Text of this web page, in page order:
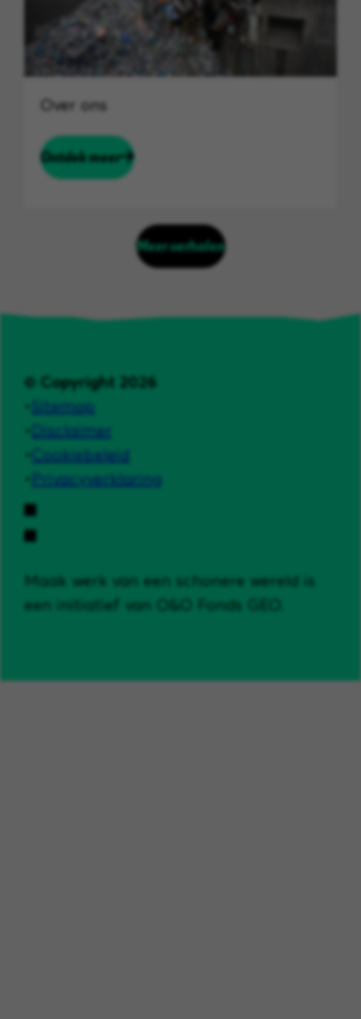
Over ons
Ontdek meer
Meer verhalen
© Copyright 2026
Sitemap
Disclaimer
Cookiebeleid
Privacyverklaring
Maak werk van een schonere wereld is
een initiatief van O&O Fonds GEO.